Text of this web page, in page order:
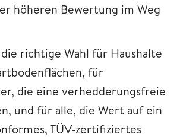
höheren Bewertung im Weg
richtige Wahl für Haushalte
für
die eine verhedderungsfreie
und für alle, die Wert auf ein
TÜV-zertifiziertes